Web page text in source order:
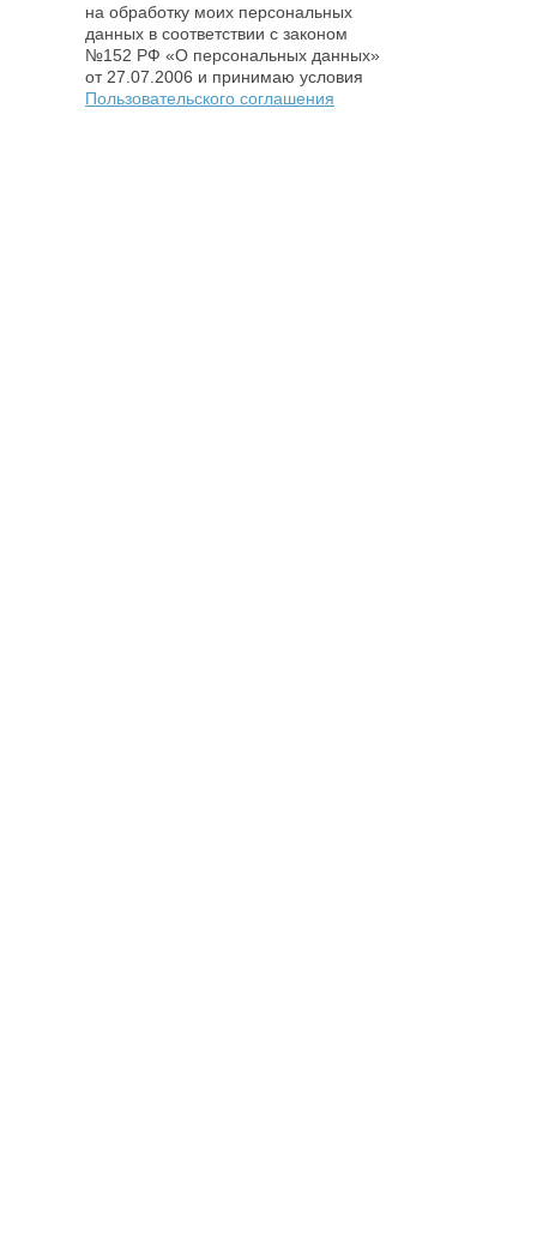
на обработку моих персональных
данных в соответствии с законом
№152 РФ «О персональных данных»
от 27.07.2006 и принимаю условия
Пользовательского соглашения